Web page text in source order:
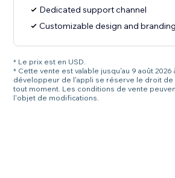
Dedicated support channel
Customizable design and branding
* Le prix est en USD.
* Cette vente est valable jusqu'au 9 août 2026
développeur de l'appli se réserve le droit de
tout moment. Les conditions de vente
l'objet de modifications.